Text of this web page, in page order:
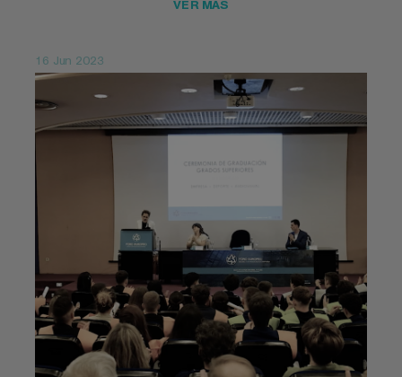
VER MÁS
16 Jun 2023